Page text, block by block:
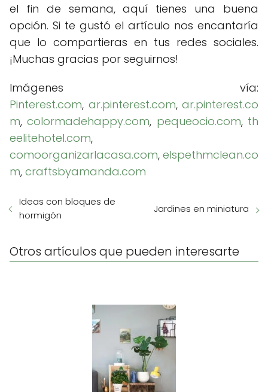
el fin de semana, aquí tienes una buena
opción. Si te gustó el artículo nos encantaría
que lo compartieras en tus redes sociales.
¡Muchas gracias por seguirnos!
Imágenes vía:
Pinterest.com, ar.pinterest.com, ar.pinterest.co
m,colormadehappy.com, pequeocio.com, th
eelitehotel.com,
comoorganizarlacasa.com, elspethmclean.co
m, craftsbyamanda.com
Ideas con bloques de
hormigón
Jardines en miniatura
Otros artículos que pueden interesarte